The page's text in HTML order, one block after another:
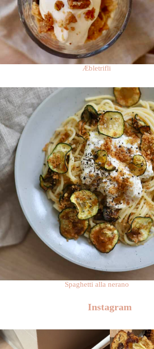
Æbletrifli
Spaghetti alla nerano
Instagram